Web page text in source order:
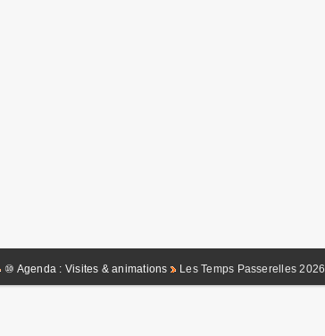
⑩ Agenda : Visites & animations Les Temps Passerelles 2026